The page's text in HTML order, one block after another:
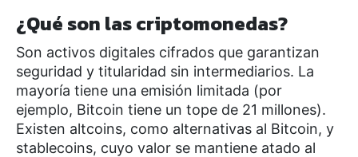
¿Qué son las criptomonedas?
Son activos digitales cifrados que garantizan
seguridad y titularidad sin intermediarios. La
mayoría tiene una emisión limitada (por
ejemplo, Bitcoin tiene un tope de 21 millones).
Existen altcoins, como alternativas al Bitcoin, y
stablecoins, cuyo valor se mantiene atado al